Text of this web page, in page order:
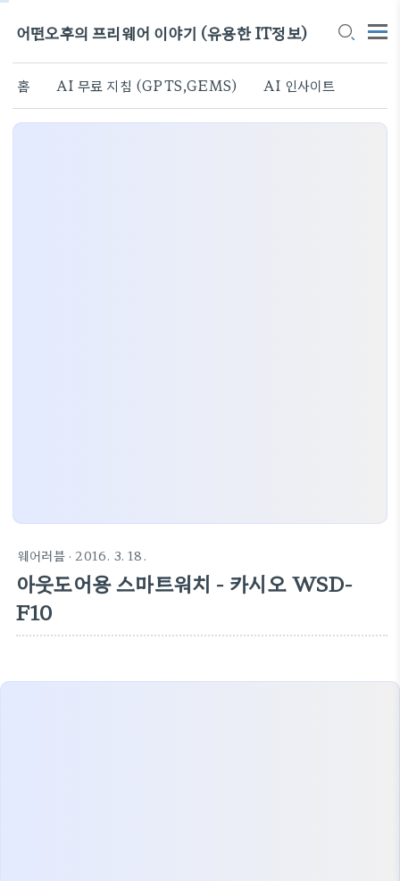
어떤오후의 프리웨어 이야기 (유용한 IT정보)
홈 AI 무료 지침 (GPTS,GEMS) AI 인사이트
웨어러블· 2016. 3. 18.
아웃도어용 스마트워치 - 카시오 WSD-
F10